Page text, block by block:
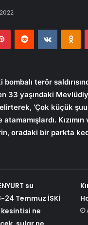
PinterestReddit VKontakte
terör
33 yaşındaki
‘Çok küçük
oradaki bir parkta
su
Temmuz İSKİ
ne